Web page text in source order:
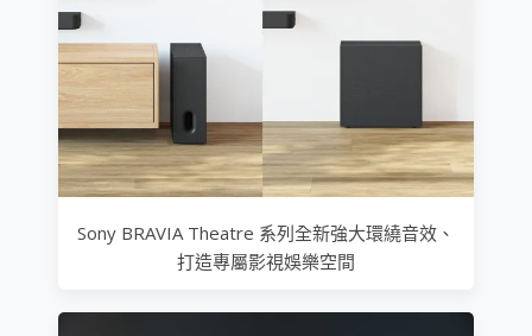
Sony BRAVIA Theatre 系列全新強大環繞音效、
打造專屬影視娛樂空間